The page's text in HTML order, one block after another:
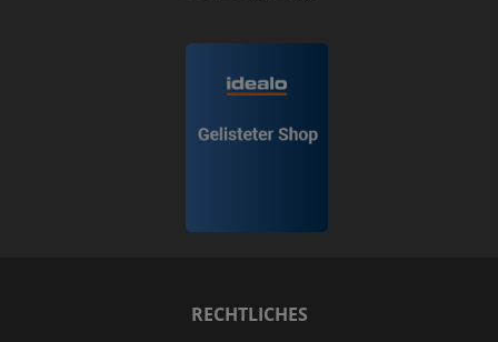
RECHTLICHES